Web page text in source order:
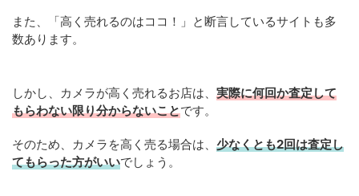
また、「高く売れるのはココ！」と断言しているサイトも多
数あります。
しかし、カメラが高く売れるお店は、 実際に何回か査定して
もらわない限り分からないことです。
そのため、カメラを高く売る場合は、 少なくとも2回は査定し
てもらった方がいいでしょう。